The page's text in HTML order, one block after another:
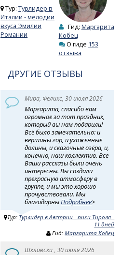
Тур:Турлидер в
Италии - мелодии
вкуса Эмилии
Романии
Гид: Маргарита
Кобец
О гиде 153
отзыва
ДРУГИЕ ОТЗЫВЫ
Мира, Феликс, 30 июля 2026
Маргарита, спасибо вам
огромное за тот праздник,
который вы нам подарили!
Всё было замечательно: и
вершины гор, и ухоженные
долины, и сказочные озёра, и,
конечно, наш коллектив. Все
Ваши рассказы были очень
интересны. Вы создали
прекрасную атмосферу в
группе, и мы это хорошо
прочувствовали. Мы
благодарныПодробнее>
Тур: Турлидер в Австрии - пики Тироля -
11 дней
Гид:Маргарита Кобец
Шкловски , 30 июля 2026